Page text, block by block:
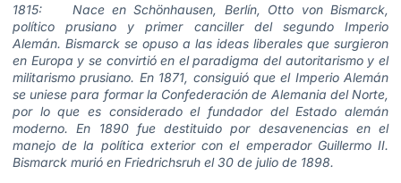
1815: Nace en Schönhausen, Berlín, Otto von Bismarck,
político prusiano y primer canciller del segundo Imperio
Alemán. Bismarck se opuso a las ideas liberales que surgieron
en Europa y se convirtió en el paradigma del autoritarismo y el
militarismo prusiano. En 1871, consiguió que el Imperio Alemán
se uniese para formar la Confederación de Alemania del Norte,
por lo que es considerado el fundador del Estado alemán
moderno. En 1890 fue destituido por desavenencias en el
manejo de la política exterior con el emperador Guillermo II.
Bismarck murió en Friedrichsruh el 30 de julio de 1898.